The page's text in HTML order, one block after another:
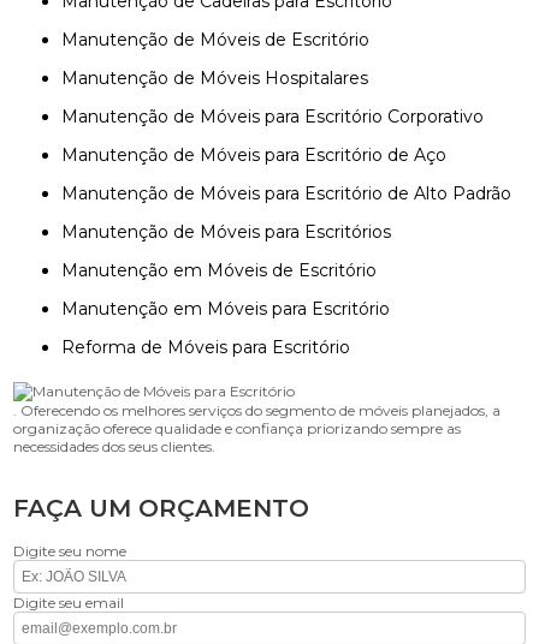
Manutenção de Móveis de Escritório
Manutenção de Móveis Hospitalares
Manutenção de Móveis para Escritório Corporativo
Manutenção de Móveis para Escritório de Aço
Manutenção de Móveis para Escritório de Alto Padrão
Manutenção de Móveis para Escritórios
Manutenção em Móveis de Escritório
Manutenção em Móveis para Escritório
Reforma de Móveis para Escritório
. Oferecendo os melhores serviços do segmento de móveis planejados, a
organização oferece qualidade e confiança priorizando sempre as
necessidades dos seus clientes.
FAÇA UM ORÇAMENTO
Digite seu nome
Digite seu email